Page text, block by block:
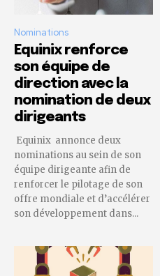
Nominations
Equinix renforce
son équipe de
direction avec la
nomination de deux
dirigeants
Equinix annonce deux
nominations au sein de son
équipe dirigeante afin de
renforcer le pilotage de son
offre mondiale et d’accélérer
son développement dans...